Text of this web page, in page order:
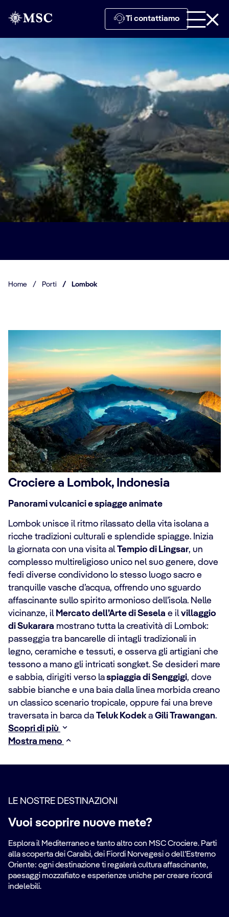
Ti contattiamo
Home / Porti / Lombok
Crociere a Lombok, Indonesia
Panorami vulcanici e spiagge animate
Lombok unisce il ritmo rilassato della vita isolana a
ricche tradizioni culturali e splendide spiagge. Inizia
la giornata con una visita alTempio di Lingsar, un
complesso multireligioso unico nel suo genere, dove
fedi diverse condividono lo stesso luogo sacro e
tranquille vasche d’acqua, offrendo uno sguardo
affascinante sullo spirito armonioso dell’isola. Nelle
vicinanze, il Mercato dell’Arte di Sesela e ilvillaggio
di Sukarara mostrano tutta la creatività di Lombok:
passeggia tra bancarelle di intagli tradizionali in
legno, ceramiche e tessuti, e osserva gli artigiani che
tessono a mano gli intricati songket. Se desideri mare
e sabbia, dirigiti verso laspiaggia di Senggigi, dove
sabbie bianche e una baia dalla linea morbida creano
un classico scenario tropicale, oppure fai una breve
traversata in barca da Teluk Kodeka Gili Trawangan.
Scopri di più
Mostra meno
LE NOSTRE DESTINAZIONI
Vuoi scoprire nuove mete?
Esplora il Mediterraneo e tanto altro con MSC Crociere. Parti
alla scoperta dei Caraibi, dei Fiordi Norvegesi o dell’Estremo
Oriente: ogni destinazione ti regalerà cultura affascinante,
paesaggi mozzafiato e esperienze uniche per creare ricordi
indelebili.